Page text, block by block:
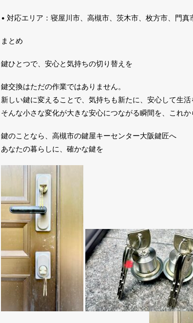
• 対応エリア：寝屋川市、高槻市、茨木市、枚方市、門
まとめ
鍵ひとつで、安心と気持ちの切り替えを
鍵交換はただの作業ではありません。
新しい鍵に変えることで、気持ちも新たに、安心して生活
そんな小さな変化が大きな安心につながる瞬間を、これか
鍵のことなら、高槻市の鍵屋キーセンター大阪鍵匠へ
あなたの暮らしに、確かな鍵を